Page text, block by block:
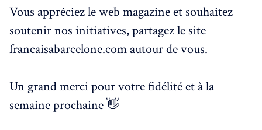
Vous appréciez le web magazine et souhaitez
soutenir nos initiatives, partagez le site
francaisabarcelone.com autour de vous.
Un grand merci pour votre fidélité et à la
semaine prochaine 👋